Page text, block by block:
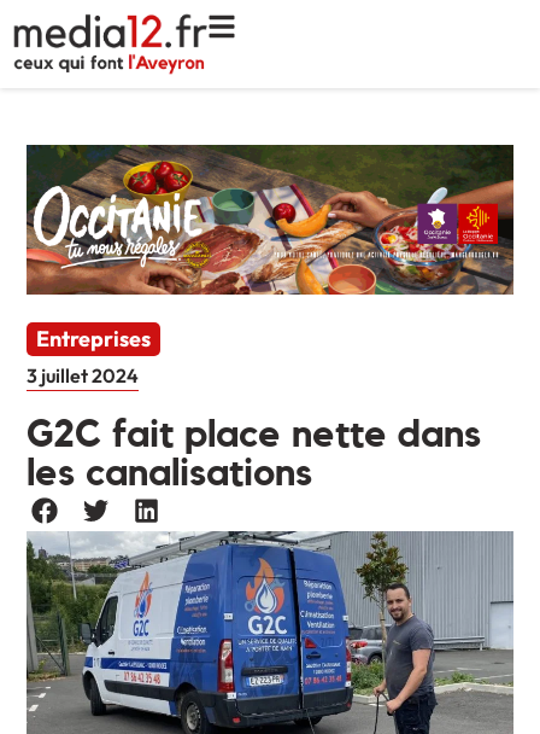
Entreprises
3 juillet 2024
G2C fait place nette dans
les canalisations